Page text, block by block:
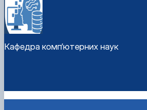
Кафедра комп’ютерних наук